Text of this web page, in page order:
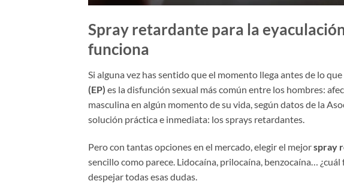
Spray retardante para la
funciona
Si alguna vez has sentido que el momento llega antes de lo
(EP) es la disfunción sexual más común entre los hombres:
masculina en algún momento de su vida, según datos de la
solución práctica e inmediata: los sprays retardantes.
Pero con tantas opciones en el mercado, elegir el mejorspray
sencillo como parece. Lidocaína, prilocaína, benzocaína… ¿cuál
despejar todas esas dudas.